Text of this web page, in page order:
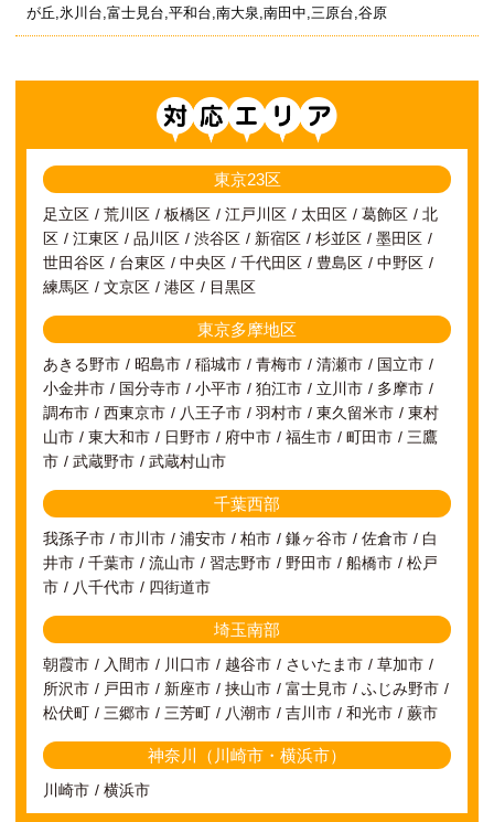
が丘,氷川台,富士見台,平和台,南大泉,南田中,三原台,谷原
東京23区
足立区 荒川区 板橋区 江戸川区 太田区 葛飾区
北
区
江東区 品川区 渋谷区 新宿区 杉並区
墨田区
世田谷区
台東区 中央区 千代田区 豊島区
中野区
練馬区
文京区 港区 目黒区
東京多摩地区
あきる野市 昭島市 稲城市 青梅市 清瀬市
国立市
小金井市
国分寺市 小平市 狛江市 立川市
多摩市
調布市
西東京市 八王子市 羽村市 東久留米市
東村
山市
東大和市 日野市 府中市 福生市 町田市
三鷹
市
武蔵野市 武蔵村山市
千葉西部
我孫子市 市川市 浦安市 柏市 鎌ヶ谷市 佐倉市
白
井市
千葉市 流山市 習志野市 野田市 船橋市
松戸
市
八千代市 四街道市
埼玉南部
朝霞市 入間市 川口市 越谷市 さいたま市
草加市
所沢市
戸田市 新座市 挟山市 富士見市
ふじみ野市
松伏町
三郷市 三芳町 八潮市 吉川市 和光市 蕨市
神奈川（川崎市・横浜市）
川崎市 横浜市